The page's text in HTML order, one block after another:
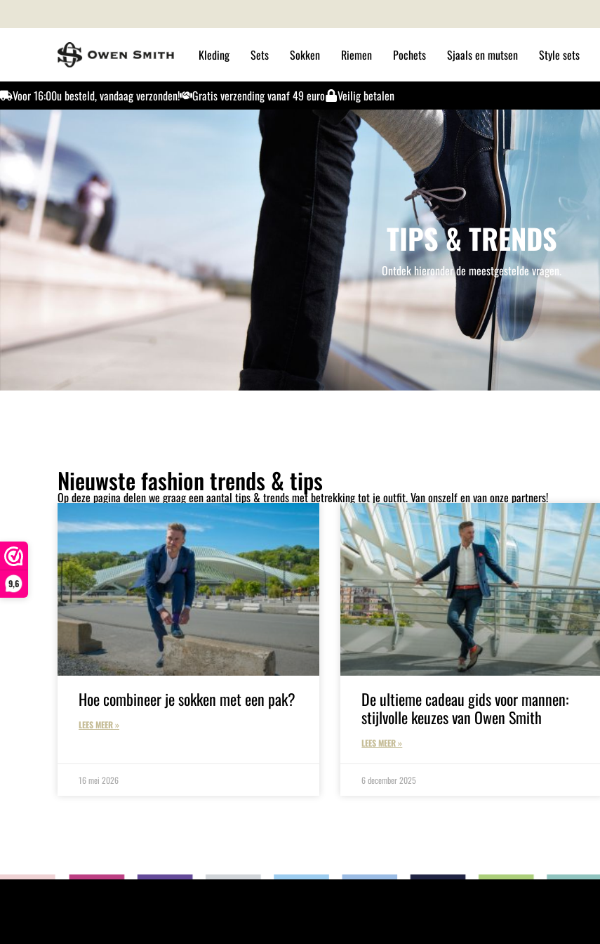
9,6
Kleding Sets Sokken Riemen Pochets Sjaals en mutsen Style sets
Voor 16:00u besteld, vandaag verzonden! Gratis verzending vanaf 49 euro Veilig betalen
TIPS & TRENDS
Ontdek hieronder de meestgestelde vragen.
Nieuwste fashion trends & tips
Op deze pagina delen we graag een aantal tips & trends met betrekking tot je outfit. Van onszelf en van onze partners!
Hoe combineer je sokken met een pak?
LEES MEER »
16 mei 2026
De ultieme cadeau gids voor mannen:
stijlvolle keuzes van Owen Smith
LEES MEER »
6 december 2025